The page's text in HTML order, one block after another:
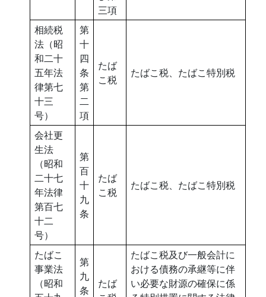
三項
相続税
法（昭
和二十
五年法
律第七
十三
号）
第
十
四
条
第
二
項
たば
こ税
たばこ税、たばこ特別税
会社更
生法
（昭和
二十七
年法律
第百七
十二
号）
第
百
十
九
条
たば
こ税
たばこ税、たばこ特別税
たばこ
事業法
（昭和
第
九
条
たば
たばこ税及び一般会計に
おける債務の承継等に伴
い必要な財源の確保に係